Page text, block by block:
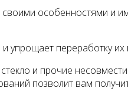
своими особенностями и
упрощает переработку
и прочие
позволит вам